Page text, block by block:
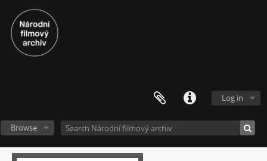
Log in
Browse